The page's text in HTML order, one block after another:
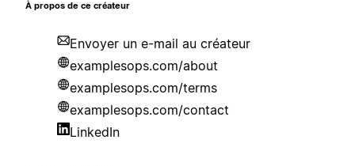
À propos de ce créateur
Envoyer un e-mail au créateur
examplesops.com/about
examplesops.com/terms
examplesops.com/contact
LinkedIn